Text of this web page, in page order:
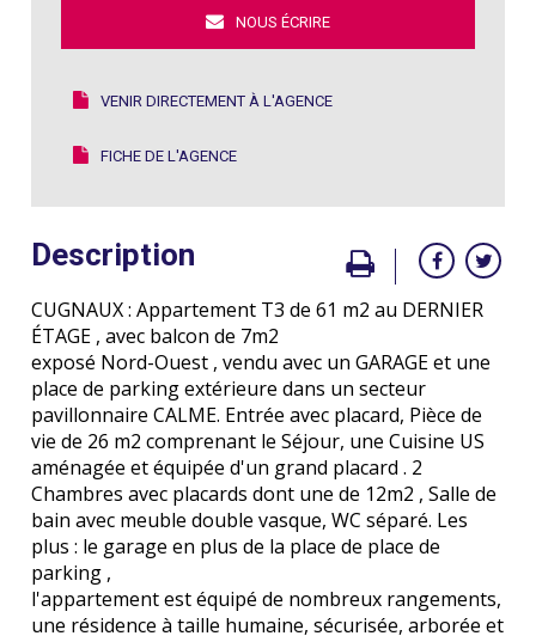
NOUS ÉCRIRE
VENIR DIRECTEMENT À L'AGENCE
FICHE DE L'AGENCE
Description
CUGNAUX : Appartement T3 de 61 m2 au DERNIER
ÉTAGE , avec balcon de 7m2
exposé Nord-Ouest , vendu avec un GARAGE et une
place de parking extérieure dans un secteur
pavillonnaire CALME. Entrée avec placard, Pièce de
vie de 26 m2 comprenant le Séjour, une Cuisine US
aménagée et équipée d'un grand placard . 2
Chambres avec placards dont une de 12m2 , Salle de
bain avec meuble double vasque, WC séparé. Les
plus : le garage en plus de la place de place de
parking ,
l'appartement est équipé de nombreux rangements,
une résidence à taille humaine, sécurisée, arborée et